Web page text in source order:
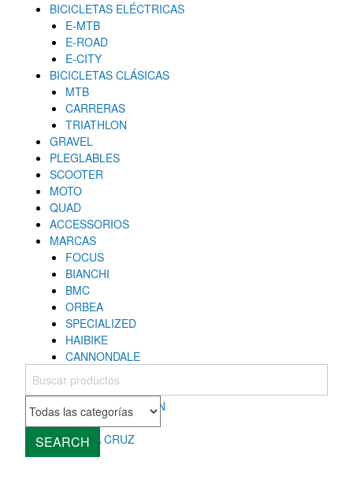
BICICLETAS ELÉCTRICAS
E-MTB
E-ROAD
E-CITY
BICICLETAS CLÁSICAS
MTB
CARRERAS
TRIATHLON
GRAVEL
PLEGLABLES
SCOOTER
MOTO
QUAD
ACCESSORIOS
MARCAS
FOCUS
BIANCHI
BMC
ORBEA
SPECIALIZED
HAIBIKE
CANNONDALE
COLNAGO
MONDRAKER
ROCKY MOUNTAIN
CUBE
SANTA CRUZ
SEARCH